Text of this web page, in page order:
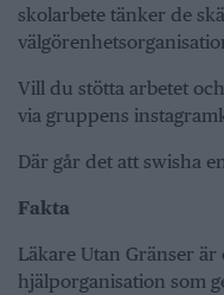
skolarbete tänker de
Vill du stötta arbetet
via gruppens
Där går det att swisha
Fakta
Läkare Utan Gränser
hjälporganisation som